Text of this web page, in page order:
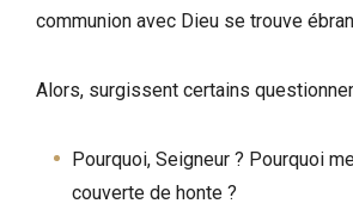
communion avec Dieu se trouve
Alors, surgissent certains
Pourquoi, Seigneur ? Pourquoi
couverte de honte ?